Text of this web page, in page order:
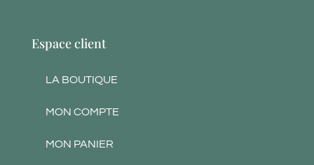
Espace client
LA BOUTIQUE
MON COMPTE
MON PANIER